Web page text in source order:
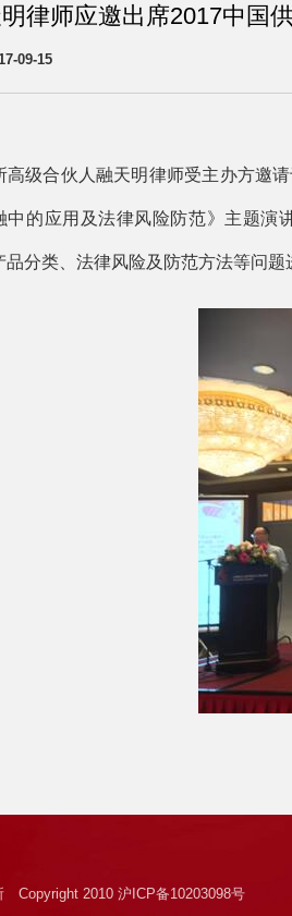
律师应邀出席2017中国
09-15
级合伙人融天明律师受主办方邀
中的应用及法律风险防范》主题演
品分类、法律风险及防范方法等问题
Copyright 2010 沪ICP备10203098号